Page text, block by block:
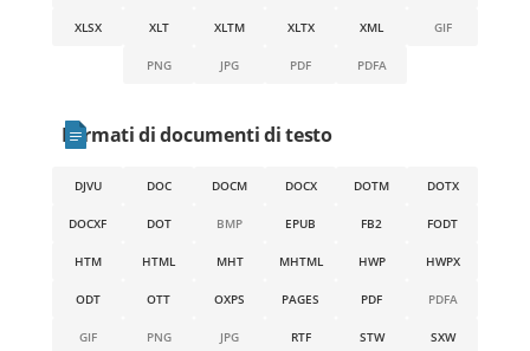
XLSX XLT XLTM XLTX XML GIF
PNG JPG PDF PDFA
Formati di documenti di testo
DJVU DOC DOCM DOCX DOTM DOTX
DOCXF DOT BMP EPUB FB2 FODT
HTM HTML MHT MHTML HWP HWPX
ODT OTT OXPS PAGES PDF PDFA
GIF PNG JPG RTF STW SXW